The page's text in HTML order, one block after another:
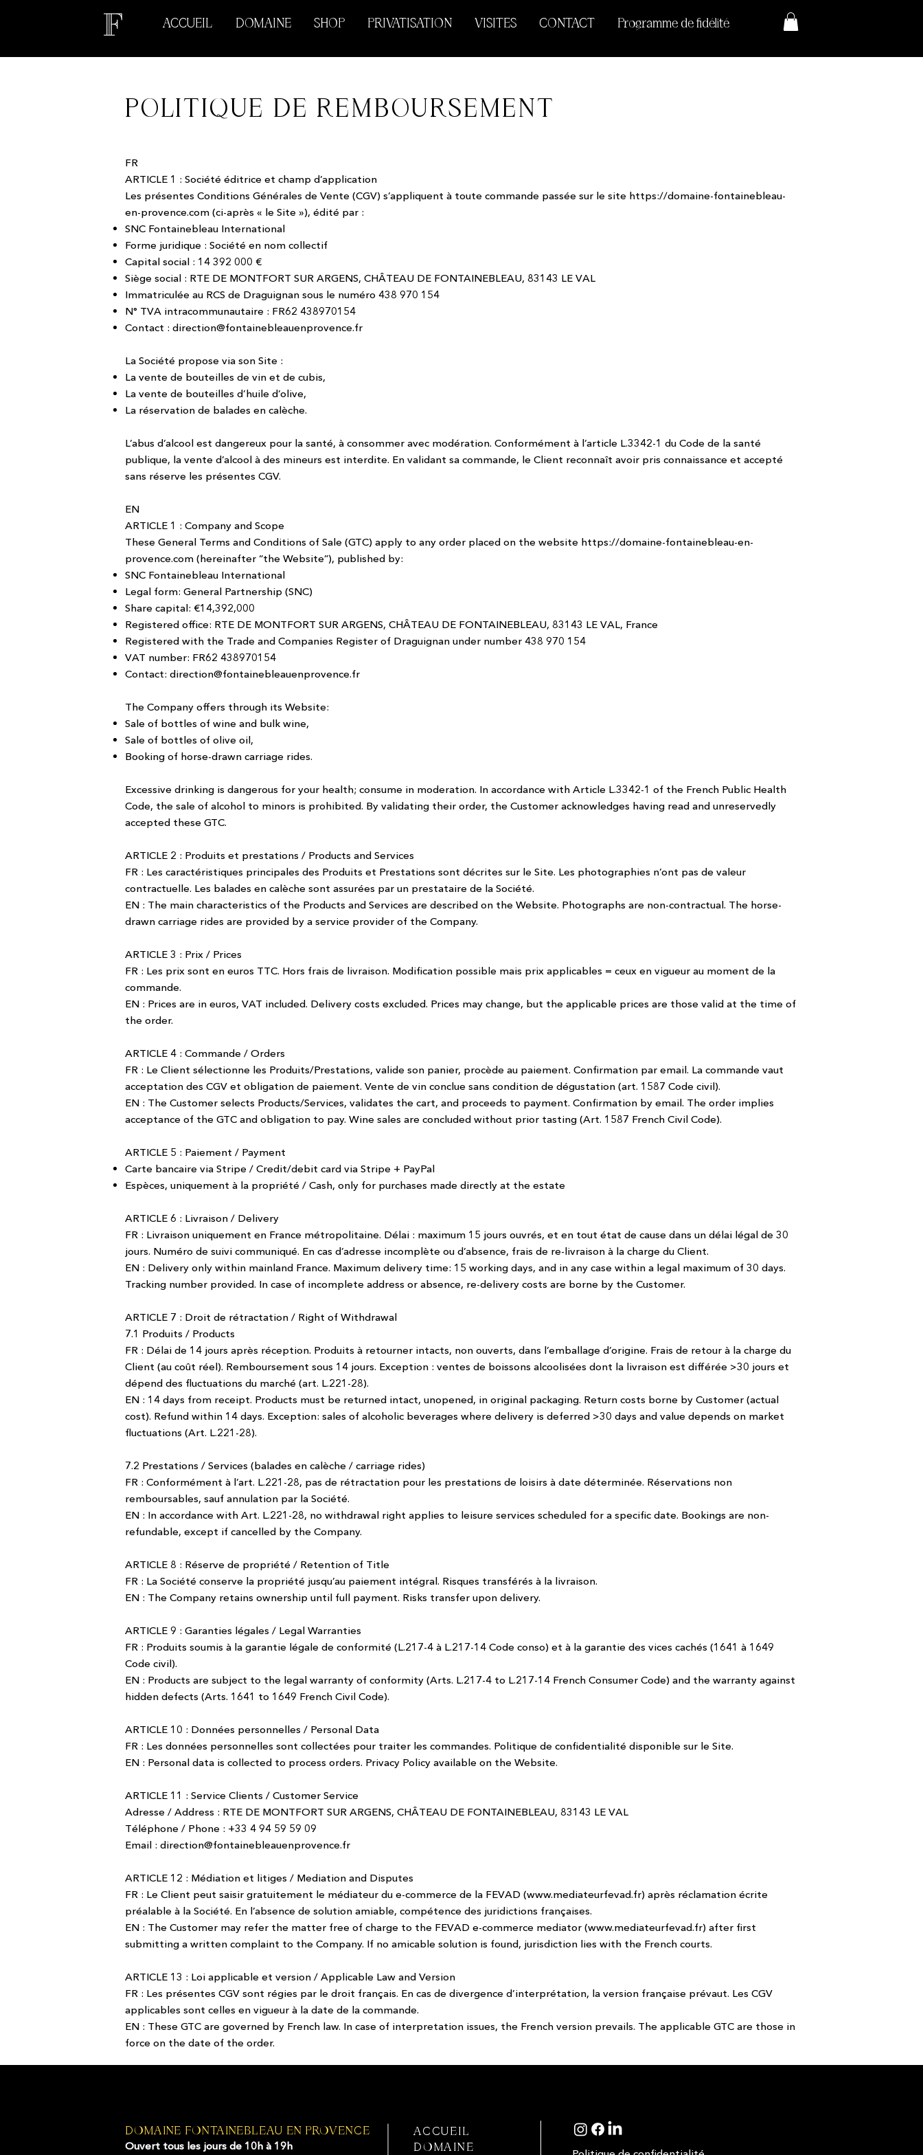
ACCUEIL DOMAINE SHOP PRIVATISATION VISITES CONTACT Programme de fidélité
POLITIQUE DE REMBOURSEMENT
FR
ARTICLE 1 : Société éditrice et champ d’application
Les présentes Conditions Générales de Vente (CGV) s’appliquent à toute commande passée sur le site https://domaine-fontainebleau-
en-provence.com (ci-après « le Site »), édité par :
SNC Fontainebleau International
Forme juridique : Société en nom collectif
Capital social : 14 392 000 €
Siège social : RTE DE MONTFORT SUR ARGENS, CHÂTEAU DE FONTAINEBLEAU, 83143 LE VAL
Immatriculée au RCS de Draguignan sous le numéro 438 970 154
N° TVA intracommunautaire : FR62 438970154
Contact : direction@fontainebleauenprovence.fr
La Société propose via son Site :
La vente de bouteilles de vin et de cubis,
La vente de bouteilles d’huile d’olive,
La réservation de balades en calèche.
L’abus d’alcool est dangereux pour la santé, à consommer avec modération. Conformément à l’article L.3342-1 du Code de la santé
publique, la vente d’alcool à des mineurs est interdite. En validant sa commande, le Client reconnaît avoir pris connaissance et accepté
sans réserve les présentes CGV.
EN
ARTICLE 1 : Company and Scope
These General Terms and Conditions of Sale (GTC) apply to any order placed on the website https://domaine-fontainebleau-en-
provence.com (hereinafter “the Website”), published by:
SNC Fontainebleau International
Legal form: General Partnership (SNC)
Share capital: €14,392,000
Registered office: RTE DE MONTFORT SUR ARGENS, CHÂTEAU DE FONTAINEBLEAU, 83143 LE VAL, France
Registered with the Trade and Companies Register of Draguignan under number 438 970 154
VAT number: FR62 438970154
Contact: direction@fontainebleauenprovence.fr
The Company offers through its Website:
Sale of bottles of wine and bulk wine,
Sale of bottles of olive oil,
Booking of horse-drawn carriage rides.
Excessive drinking is dangerous for your health; consume in moderation. In accordance with Article L.3342-1 of the French Public Health
Code, the sale of alcohol to minors is prohibited. By validating their order, the Customer acknowledges having read and unreservedly
accepted these GTC.
ARTICLE 2 : Produits et prestations / Products and Services
FR : Les caractéristiques principales des Produits et Prestations sont décrites sur le Site. Les photographies n’ont pas de valeur
contractuelle. Les balades en calèche sont assurées par un prestataire de la Société.
EN : The main characteristics of the Products and Services are described on the Website. Photographs are non-contractual. The horse-
drawn carriage rides are provided by a service provider of the Company.
ARTICLE 3 : Prix / Prices
FR : Les prix sont en euros TTC. Hors frais de livraison. Modification possible mais prix applicables = ceux en vigueur au moment de la
commande.
EN : Prices are in euros, VAT included. Delivery costs excluded. Prices may change, but the applicable prices are those valid at the time of
the order.
ARTICLE 4 : Commande / Orders
FR : Le Client sélectionne les Produits/Prestations, valide son panier, procède au paiement. Confirmation par email. La commande vaut
acceptation des CGV et obligation de paiement. Vente de vin conclue sans condition de dégustation (art. 1587 Code civil).
EN : The Customer selects Products/Services, validates the cart, and proceeds to payment. Confirmation by email. The order implies
acceptance of the GTC and obligation to pay. Wine sales are concluded without prior tasting (Art. 1587 French Civil Code).
ARTICLE 5 : Paiement / Payment
Carte bancaire via Stripe / Credit/debit card via Stripe + PayPal
Espèces, uniquement à la propriété / Cash, only for purchases made directly at the estate
ARTICLE 6 : Livraison / Delivery
FR : Livraison uniquement en France métropolitaine. Délai : maximum 15 jours ouvrés, et en tout état de cause dans un délai légal de 30
jours. Numéro de suivi communiqué. En cas d’adresse incomplète ou d’absence, frais de re-livraison à la charge du Client.
EN : Delivery only within mainland France. Maximum delivery time: 15 working days, and in any case within a legal maximum of 30 days.
Tracking number provided. In case of incomplete address or absence, re-delivery costs are borne by the Customer.
ARTICLE 7 : Droit de rétractation / Right of Withdrawal
7.1 Produits / Products
FR : Délai de 14 jours après réception. Produits à retourner intacts, non ouverts, dans l’emballage d’origine. Frais de retour à la charge du
Client (au coût réel). Remboursement sous 14 jours. Exception : ventes de boissons alcoolisées dont la livraison est différée >30 jours et
dépend des fluctuations du marché (art. L.221-28).
EN : 14 days from receipt. Products must be returned intact, unopened, in original packaging. Return costs borne by Customer (actual
cost). Refund within 14 days. Exception: sales of alcoholic beverages where delivery is deferred >30 days and value depends on market
fluctuations (Art. L.221-28).
7.2 Prestations / Services (balades en calèche / carriage rides)
FR : Conformément à l’art. L.221-28, pas de rétractation pour les prestations de loisirs à date déterminée. Réservations non
remboursables, sauf annulation par la Société.
EN : In accordance with Art. L.221-28, no withdrawal right applies to leisure services scheduled for a specific date. Bookings are non-
refundable, except if cancelled by the Company.
ARTICLE 8 : Réserve de propriété / Retention of Title
FR : La Société conserve la propriété jusqu’au paiement intégral. Risques transférés à la livraison.
EN : The Company retains ownership until full payment. Risks transfer upon delivery.
ARTICLE 9 : Garanties légales / Legal Warranties
FR : Produits soumis à la garantie légale de conformité (L.217-4 à L.217-14 Code conso) et à la garantie des vices cachés (1641 à 1649
Code civil).
EN : Products are subject to the legal warranty of conformity (Arts. L.217-4 to L.217-14 French Consumer Code) and the warranty against
hidden defects (Arts. 1641 to 1649 French Civil Code).
ARTICLE 10 : Données personnelles / Personal Data
FR : Les données personnelles sont collectées pour traiter les commandes. Politique de confidentialité disponible sur le Site.
EN : Personal data is collected to process orders. Privacy Policy available on the Website.
ARTICLE 11 : Service Clients / Customer Service
Adresse / Address : RTE DE MONTFORT SUR ARGENS, CHÂTEAU DE FONTAINEBLEAU, 83143 LE VAL
Téléphone / Phone : +33 4 94 59 59 09
Email : direction@fontainebleauenprovence.fr
ARTICLE 12 : Médiation et litiges / Mediation and Disputes
FR : Le Client peut saisir gratuitement le médiateur du e-commerce de la FEVAD (www.mediateurfevad.fr) après réclamation écrite
préalable à la Société. En l’absence de solution amiable, compétence des juridictions françaises.
EN : The Customer may refer the matter free of charge to the FEVAD e-commerce mediator (www.mediateurfevad.fr) after first
submitting a written complaint to the Company. If no amicable solution is found, jurisdiction lies with the French courts.
ARTICLE 13 : Loi applicable et version / Applicable Law and Version
FR : Les présentes CGV sont régies par le droit français. En cas de divergence d’interprétation, la version française prévaut. Les CGV
applicables sont celles en vigueur à la date de la commande.
EN : These GTC are governed by French law. In case of interpretation issues, the French version prevails. The applicable GTC are those in
force on the date of the order.
DOMAINE FONTAINEBLEAU EN PROVENCE
Ouvert tous les jours de 10h à 19h
ACCUEIL
DOMAINE